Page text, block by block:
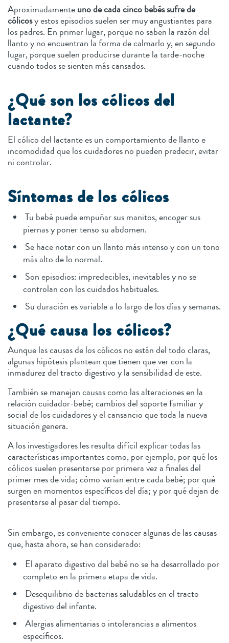
Aproximadamenteuno de cada cinco bebés sufre de
cólicosy estos episodios suelen ser muy angustiantes para
los padres. En primer lugar, porque no saben la razón del
llanto y no encuentran la forma de calmarlo y, en segundo
lugar, porque suelen producirse durante la tarde-noche
cuando todos se sienten más cansados.
¿Qué son los cólicos del
lactante?
El cólico del lactante es un comportamiento de llanto e
incomodidad que los cuidadores no pueden predecir, evitar
ni controlar.
Síntomas de los cólicos
Tu bebé puede empuñar sus manitos, encoger sus
piernas y poner tenso su abdomen.
Se hace notar con un llanto más intenso y con un tono
más alto de lo normal.
Son episodios: impredecibles, inevitables y no se
controlan con los cuidados habituales.
Su duración es variable a lo largo de los días y semanas.
¿Qué causa los cólicos?
Aunque las causas de los cólicos no están del todo claras,
algunas hipótesis plantean que tienen que ver con la
inmadurez del tracto digestivo y la sensibilidad de este.
También se manejan causas como las alteraciones en la
relación cuidador-bebé; cambios del soporte familiar y
social de los cuidadores y el cansancio que toda la nueva
situación genera.
A los investigadores les resulta difícil explicar todas las
características importantes como, por ejemplo, por qué los
cólicos suelen presentarse por primera vez a finales del
primer mes de vida; cómo varían entre cada bebé; por qué
surgen en momentos específicos del día; y por qué dejan de
presentarse al pasar del tiempo.
Sin embargo, es conveniente conocer algunas de las causas
que, hasta ahora, se han considerado:
El aparato digestivo del bebé no se ha desarrollado por
completo en la primera etapa de vida.
Desequilibrio de bacterias saludables en el tracto
digestivo del infante.
Alergias alimentarias o intolerancias a alimentos
específicos.